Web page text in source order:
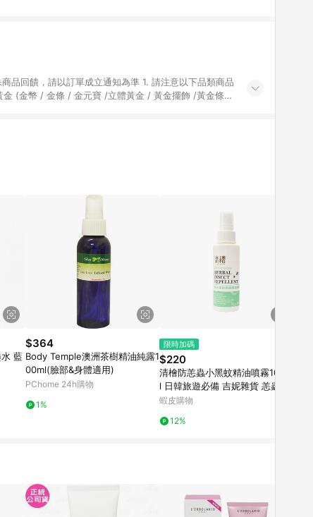
單成立通知為準 1. 請注意以下品類商品
(金幣 / 金條 / 金元寶 /立體黃金 / 黃金擺飾 /黃金條
「商店」及顯示商店名稱者(指定活動店家除外) 3. 訂
水 藍
$364
Body Temple澳洲茶樹精油純露1
00ml(臉部&身體適用)
PChome 24h購物
1%
限時加碼
$220
清檜防恙蟲小黑蚊精油噴霧100m
l 日韓旅遊必備 吉妮雜貨 恙蟲噴
霧 恙蟲 小黑蚊
蝦皮購物
12%